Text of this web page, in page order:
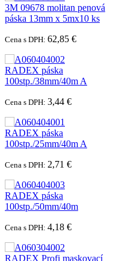
3M 09678 molitan penová
páska 13mm x 5mx10 ks
Cena s DPH: 62,85 €
RADEX páska
100stp./38mm/40m A
Cena s DPH: 3,44 €
RADEX páska
100stp./25mm/40m A
Cena s DPH: 2,71 €
RADEX páska
100stp./50mm/40m
Cena s DPH: 4,18 €
RADEX Profi maskovací